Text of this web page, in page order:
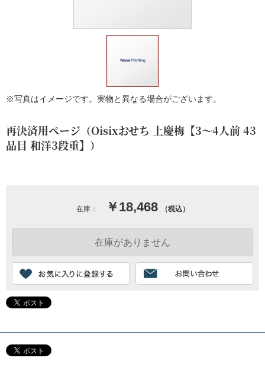
※写真はイメージです。実物と異なる場合がございます。
再決済用ページ（Oisixおせち 上慶梅【3～4人前 43
品目 和洋3段重】）
在庫： ￥18,468 （税込）